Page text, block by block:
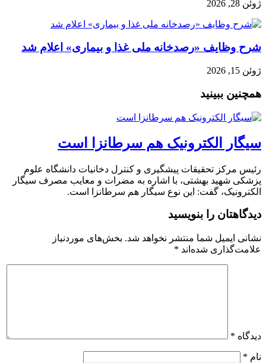
ژوئن 28, 2026
شرح وظایف «رصدخانه ملی غذا و بیماری» اعلام شد
ژوئن 15, 2026
همچنین ببینید
سیگار الکترونیک هم سرطانزا است
رئیس مرکز تحقیقات پیشگیری و کنترل دخانیات دانشگاه علوم
پزشکی شهید بهشتی، با اشاره به مضرات و معایب مصرف سیگار
الکترونیک، گفت: این نوع سیگار هم سرطانزا است.
دیدگاهتان را بنویسید
نشانی ایمیل شما منتشر نخواهد شد. بخش‌های موردنیاز
علامت‌گذاری شده‌اند *
دیدگاه *
نام *